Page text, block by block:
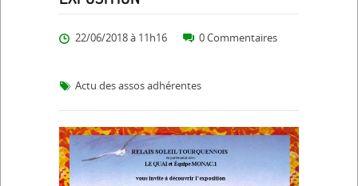
22/06/2018 à 11h16 0 Commentaires
Actu des assos adhérentes